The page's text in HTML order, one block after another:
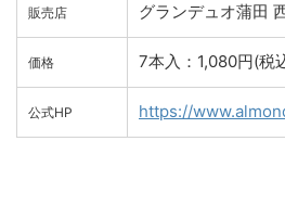
販売店 グランデュオ蒲田
価格 7本入：1,080円(税
公式HP https://